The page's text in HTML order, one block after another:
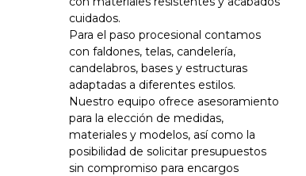
cuidados.
Para el paso procesional contamos
con faldones, telas, candelería,
candelabros, bases y estructuras
adaptadas a diferentes estilos.
Nuestro equipo ofrece asesoramiento
para la elección de medidas,
materiales y modelos, así como la
posibilidad de solicitar presupuestos
sin compromiso para encargos